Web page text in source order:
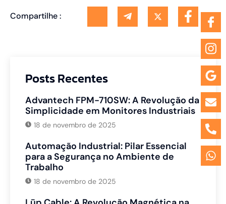
Compartilhe :
Posts Recentes
Advantech FPM-710SW: A Revolução da
Simplicidade em Monitores Industriais
18 de novembro de 2025
Automação Industrial: Pilar Essencial
para a Segurança no Ambiente de
Trabalho
18 de novembro de 2025